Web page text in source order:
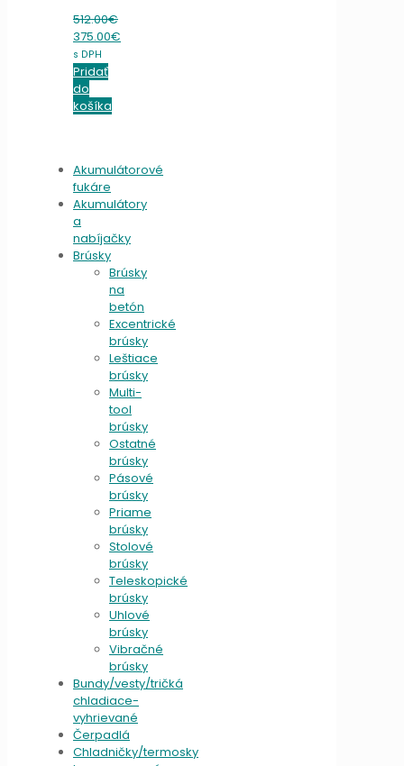
512.00€
Original
price
was:
512.00€.
375.00€
Current
price
is:
375.00€.
s DPH
Pridať
do
košíka
Akumulátorové
fukáre
Akumulátory
a
nabíjačky
Brúsky
Brúsky
na
betón
Excentrické
brúsky
Leštiace
brúsky
Multi-
tool
brúsky
Ostatné
brúsky
Pásové
brúsky
Priame
brúsky
Stolové
brúsky
Teleskopické
brúsky
Uhlové
brúsky
Vibračné
brúsky
Bundy/vesty/tričká
chladiace-
vyhrievané
Čerpadlá
Chladničky/termosky